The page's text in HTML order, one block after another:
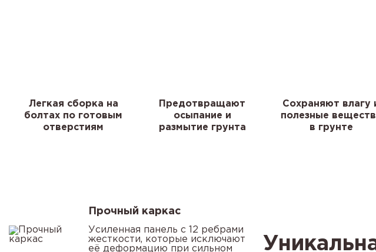
Легкая сборка на
болтах по готовым
отверстиям
Предотвращают
осыпание и
размытие грунта
Сохраняют влагу
полезные
в грунте
Прочный каркас
Усиленная панель с 12 ребрами
жесткости, которые исключают
её деформацию при сильном